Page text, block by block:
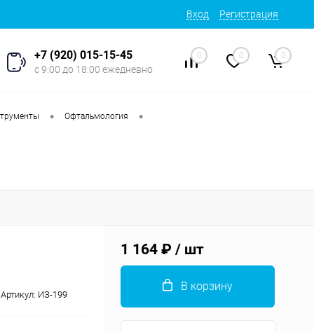
Вход Регистрация
+7 (920) 015-15-45
с 9:00 до 18:00 ежедневно
0 0 0
• Офтальмология •
Артикул: ИЗ-199
1 164 ₽ / шт
В корзину